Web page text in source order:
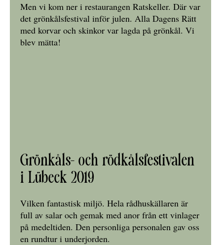
Men vi kom ner i restaurangen Ratskeller. Där var
det grönkålsfestival inför julen. Alla Dagens Rätt
med korvar och skinkor var lagda på grönkål. Vi
blev mätta!
Grönkåls- och rödkålsfestivalen
i Lübeck 2019
Vilken fantastisk miljö. Hela rådhuskällaren är
full av salar och gemak med anor från ett vinlager
på medeltiden. Den personliga personalen gav oss
en rundtur i underjorden.